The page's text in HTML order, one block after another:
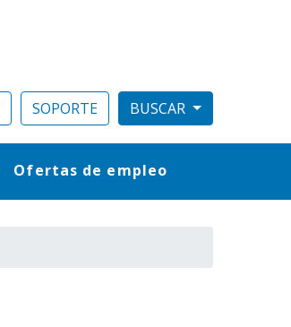
SOPORTE
Ofertas de empleo